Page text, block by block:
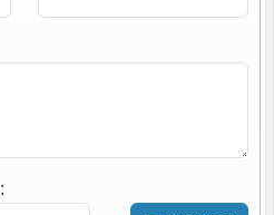
: